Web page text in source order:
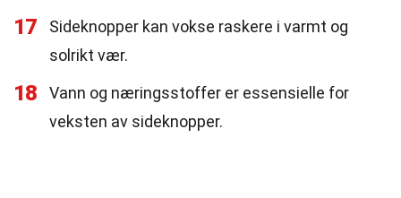
17
Sideknopper kan vokse raskere i varmt og
solrikt vær.
18
Vann og næringsstoffer er essensielle for
veksten av sideknopper.